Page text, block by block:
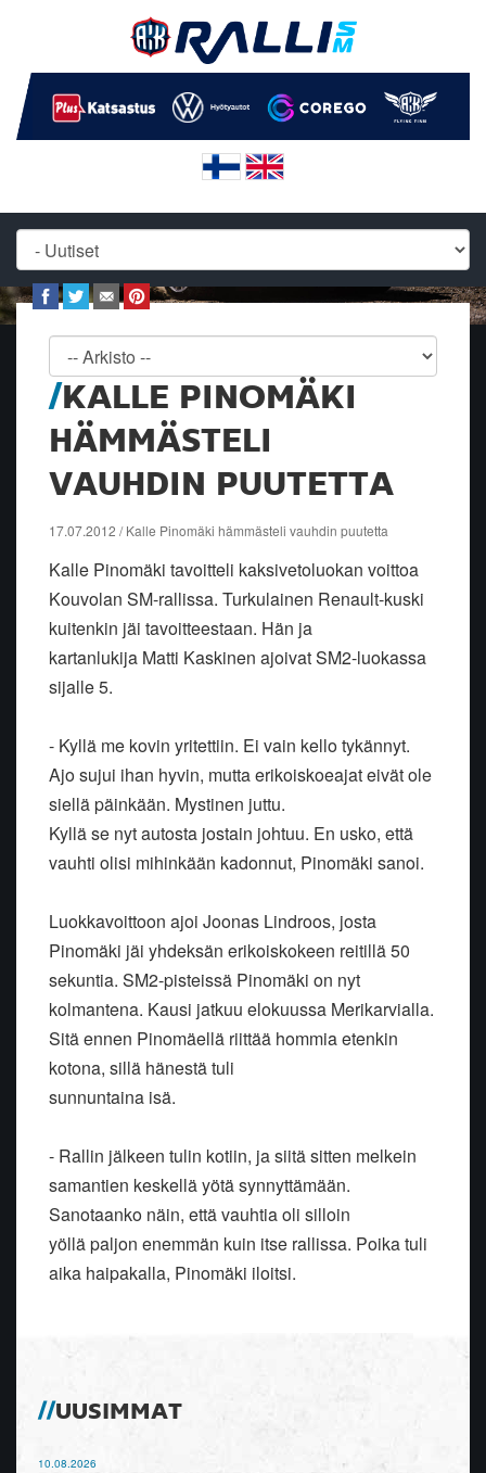
KALLE PINOMÄKI
HÄMMÄSTELI
VAUHDIN PUUTETTA
17.07.2012 / Kalle Pinomäki hämmästeli vauhdin puutetta
Kalle Pinomäki tavoitteli kaksivetoluokan voittoa
Kouvolan SM-rallissa. Turkulainen Renault-kuski
kuitenkin jäi tavoitteestaan. Hän ja
kartanlukija Matti Kaskinen ajoivat SM2-luokassa
sijalle 5.
- Kyllä me kovin yritettiin. Ei vain kello tykännyt.
Ajo sujui ihan hyvin, mutta erikoiskoeajat eivät ole
siellä päinkään. Mystinen juttu.
Kyllä se nyt autosta jostain johtuu. En usko, että
vauhti olisi mihinkään kadonnut, Pinomäki sanoi.
Luokkavoittoon ajoi Joonas Lindroos, josta
Pinomäki jäi yhdeksän erikoiskokeen reitillä 50
sekuntia. SM2-pisteissä Pinomäki on nyt
kolmantena. Kausi jatkuu elokuussa Merikarvialla.
Sitä ennen Pinomäellä riittää hommia etenkin
kotona, sillä hänestä tuli
sunnuntaina isä.
- Rallin jälkeen tulin kotiin, ja siitä sitten melkein
samantien keskellä yötä synnyttämään.
Sanotaanko näin, että vauhtia oli silloin
yöllä paljon enemmän kuin itse rallissa. Poika tuli
aika haipakalla, Pinomäki iloitsi.
UUSIMMAT
10.08.2026